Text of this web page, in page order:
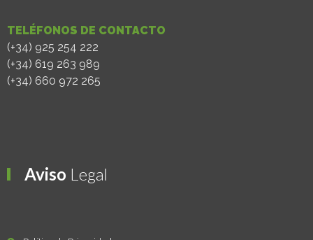
TELÉFONOS DE CONTACTO
(+34) 925 254 222
(+34) 619 263 989
(+34) 660 972 265
Aviso Legal